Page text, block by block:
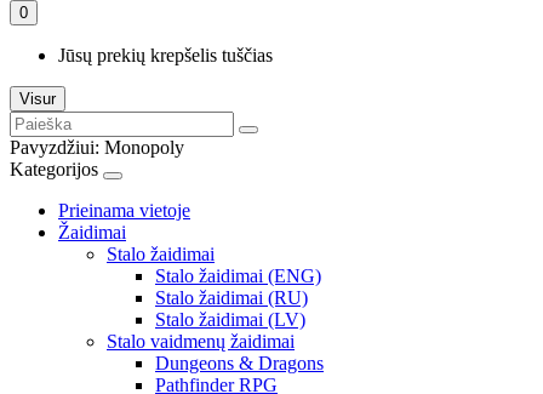
0
Jūsų prekių krepšelis tuščias
Visur
Pavyzdžiui: Monopoly
Kategorijos
Prieinama vietoje
Žaidimai
Stalo žaidimai
Stalo žaidimai (ENG)
Stalo žaidimai (RU)
Stalo žaidimai (LV)
Stalo vaidmenų žaidimai
Dungeons & Dragons
Pathfinder RPG